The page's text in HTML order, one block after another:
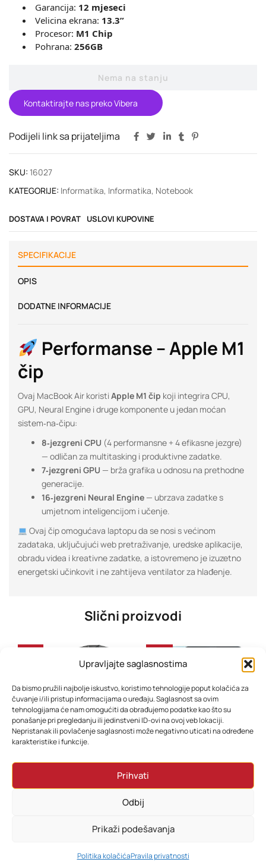
Upravljajte saglasnostima
Da bismo pružili najbolje iskustvo, koristimo tehnologije poput kolačića za
čuvanje i/ili pristup informacijama o uređaju. Saglasnost sa ovim
tehnologijama će nam omogućiti da obrađujemo podatke kao što su
ponašanje pri pregledanju ili jedinstveni ID-ovi na ovoj veb lokaciji.
Nepristanak ili povlačenje saglasnosti može negativno uticati na određene
karakteristike i funkcije.
Prihvati
Odbij
Prikaži podešavanja
Politika kolačićaPravila privatnosti
Garancija: 12 mjeseci
Velicina ekrana: 13.3”
Procesor: M1 Chip
Pohrana: 256GB
Nema na stanju
Kontaktirajte nas preko Vibera
Podijeli link sa prijateljima
SKU: 16027
KATEGORIJE: Informatika, Informatika, Notebook
DOSTAVA I POVRAT USLOVI KUPOVINE
SPECIFIKACIJE
OPIS
DODATNE INFORMACIJE
Performanse – Apple M1
čip
Ovaj MacBook Air koristi Apple M1 čip koji integrira CPU,
GPU, Neural Engine i druge komponente u jedan moćan
sistem‑na‑čipu:
8‑jezgreni CPU (4 performansne + 4 efikasne jezgre)
— odličan za multitasking i produktivne zadatke.
7‑jezgreni GPU — brža grafika u odnosu na prethodne
generacije.
16‑jezgreni Neural Engine — ubrzava zadatke s
umjetnom inteligencijom i učenje.
Ovaj čip omogućava laptopu da se nosi s većinom
zadataka, uključujući web pretraživanje, uredske aplikacije,
obradu videa i kreativne zadatke, a istovremeno je izuzetno
energetski učinkovit i ne zahtijeva ventilator za hlađenje.
Slični proizvodi
-37% -40%
PRETRAŽI KORPA MOJ RAČUN